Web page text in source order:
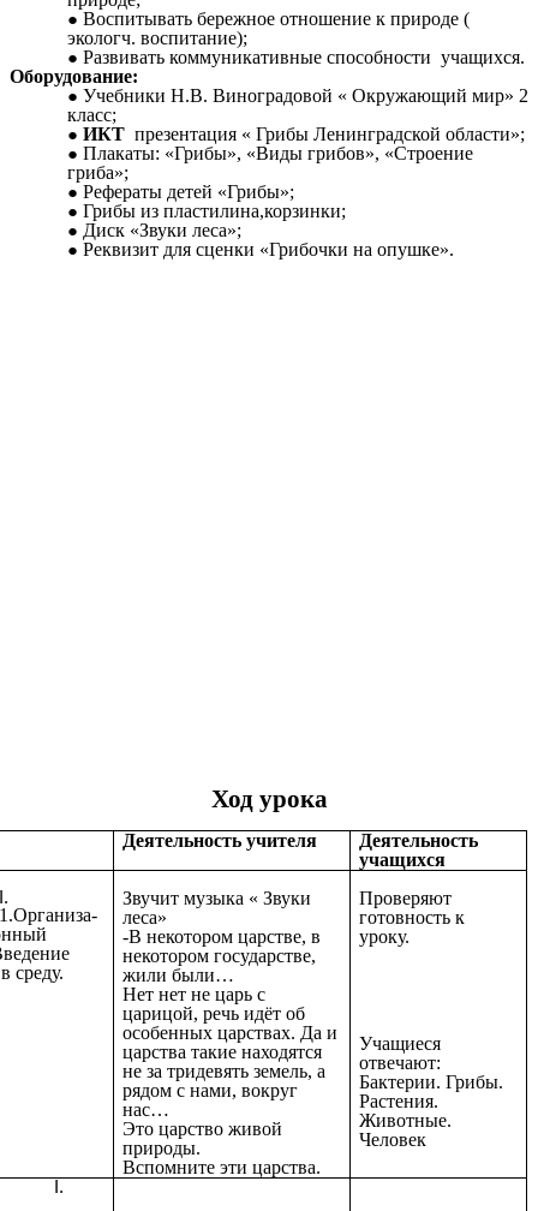
Воспитывать бережное отношение к природе (
экологч. воспитание);
Развивать коммуникативные способности учащихся.
Оборудование:
Учебники Н.В. Виноградовой « Окружающий мир» 2
класс;
ИКТ презентация « Грибы Ленинградской области»;
Плакаты: «Грибы», «Виды грибов», «Строение
гриба»;
Рефераты детей «Грибы»;
Грибы из пластилина,корзинки;
Диск «Звуки леса»;
Реквизит для сценки «Грибочки на опушке».
Ход урока
Деятельность учителя
Деятельность
учащихся
1.Организа-
среду.
Звучит музыка « Звуки
леса»
-В некотором царстве, в
некотором государстве,
жили были…
Нет нет не царь с
царицой, речь идёт об
особенных царствах. Да и
царства такие находятся
не за тридевять земель, а
рядом с нами, вокруг
нас…
Это царство живой
природы.
Вспомните эти царства.
Проверяют
готовность к
уроку.
Учащиеся
отвечают:
Бактерии. Грибы.
Растения.
Животные.
Человек